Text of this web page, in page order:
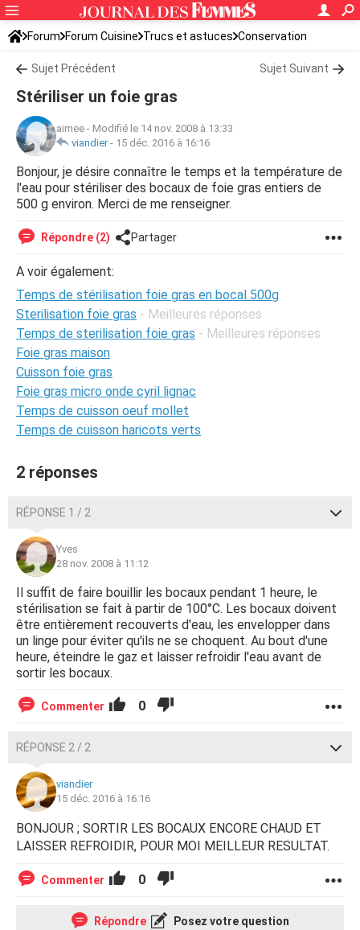
Forum Forum Cuisine Trucs et astuces Conservation
Sujet Précédent Sujet Suivant
Stériliser un foie gras
aimee - Modifié le 14 nov. 2008 à 13:33
viandier- 15 déc. 2016 à 16:16
Bonjour, je désire connaître le temps et la température de
l'eau pour stériliser des bocaux de foie gras entiers de
500 g environ. Merci de me renseigner.
Répondre (2) Partager
A voir également:
Temps de stérilisation foie gras en bocal 500g
Sterilisation foie gras - Meilleures réponses
Temps de sterilisation foie gras - Meilleures réponses
Foie gras maison
Cuisson foie gras
Foie gras micro onde cyril lignac
Temps de cuisson oeuf mollet
Temps de cuisson haricots verts
2 réponses
RÉPONSE 1 / 2
Yves
28 nov. 2008 à 11:12
Il suffit de faire bouillir les bocaux pendant 1 heure, le
stérilisation se fait à partir de 100°C. Les bocaux doivent
être entièrement recouverts d'eau, les envelopper dans
un linge pour éviter qu'ils ne se choquent. Au bout d'une
heure, éteindre le gaz et laisser refroidir l'eau avant de
sortir les bocaux.
Commenter 0
RÉPONSE 2 / 2
viandier
15 déc. 2016 à 16:16
BONJOUR ; SORTIR LES BOCAUX ENCORE CHAUD ET
LAISSER REFROIDIR, POUR MOI MEILLEUR RESULTAT.
Commenter 0
Répondre Posez votre question